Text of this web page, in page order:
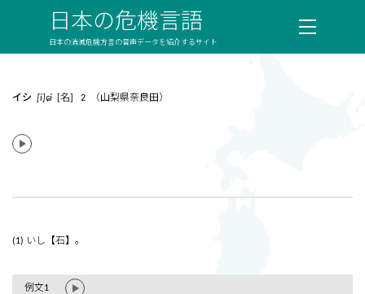
日本の危機言語
日本の消滅危機方言の音声データを紹介するサイト
イシ [i]ɕi [名] 2 （山梨県奈良田）
(1) いし【石】。
例文1